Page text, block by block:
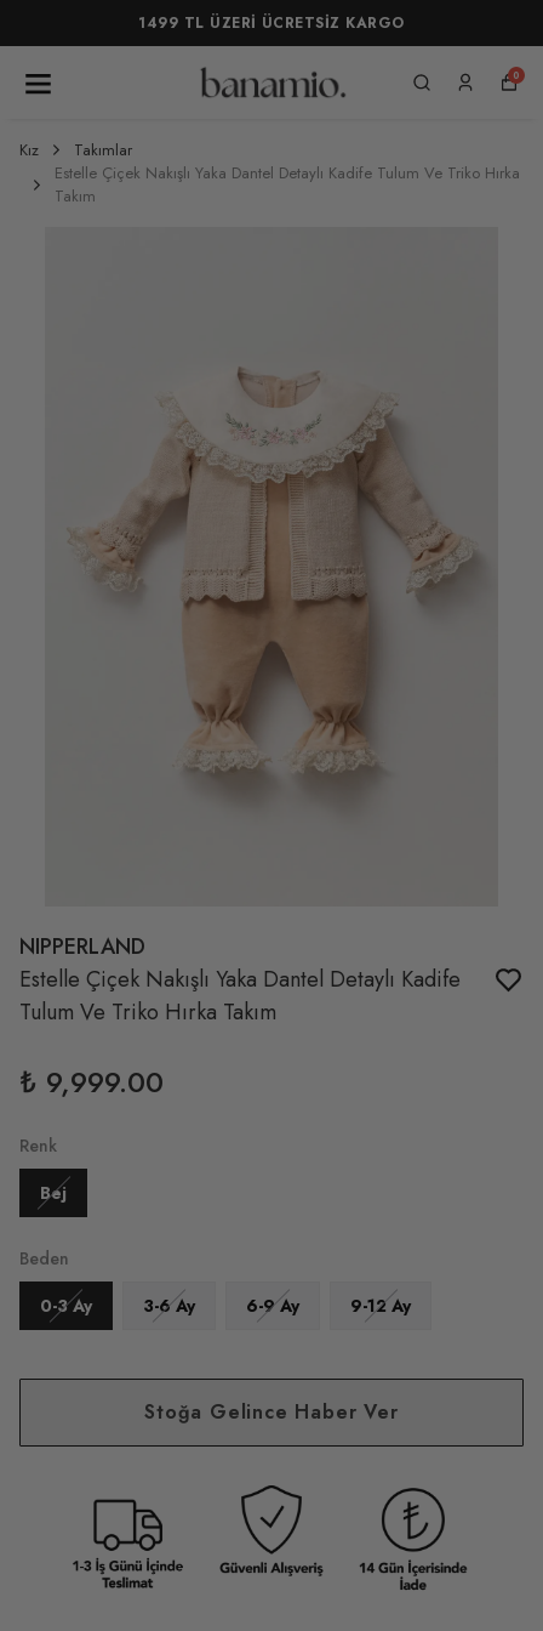
1499 TL ÜZERİ ÜCRETSİZ KARGO
0
Kız
Takımlar
Estelle Çiçek Nakışlı Yaka Dantel Detaylı Kadife Tulum Ve Triko Hırka
Takım
NIPPERLAND
Estelle Çiçek Nakışlı Yaka Dantel Detaylı Kadife
Tulum Ve Triko Hırka Takım
₺ 9,999.00
Renk
Bej
Beden
0-3 Ay
3-6 Ay 6-9 Ay 9-12 Ay
Stoğa Gelince Haber Ver